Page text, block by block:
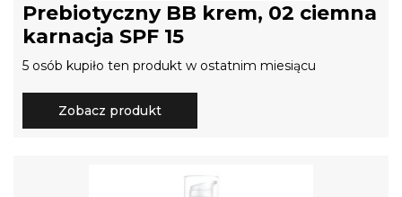
Prebiotyczny BB krem, 02 ciemna
karnacja SPF 15
5 osób kupiło ten produkt w ostatnim miesiącu
Zobacz produkt